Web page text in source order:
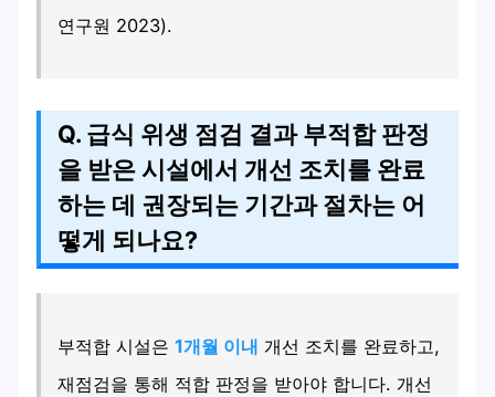
연구원 2023).
Q. 급식 위생 점검 결과 부적합 판정
을 받은 시설에서 개선 조치를 완료
하는 데 권장되는 기간과 절차는 어
떻게 되나요?
부적합 시설은1개월 이내 개선 조치를 완료하고,
재점검을 통해 적합 판정을 받아야 합니다. 개선